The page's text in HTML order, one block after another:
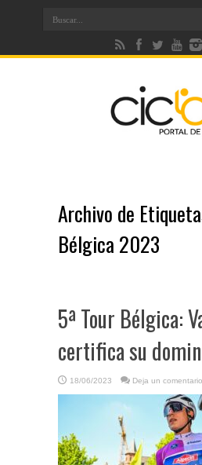
Archivo de
Bélgica 2023
5ª Tour Bélgica:
certifica su
18/06/2023 Deja un comentario